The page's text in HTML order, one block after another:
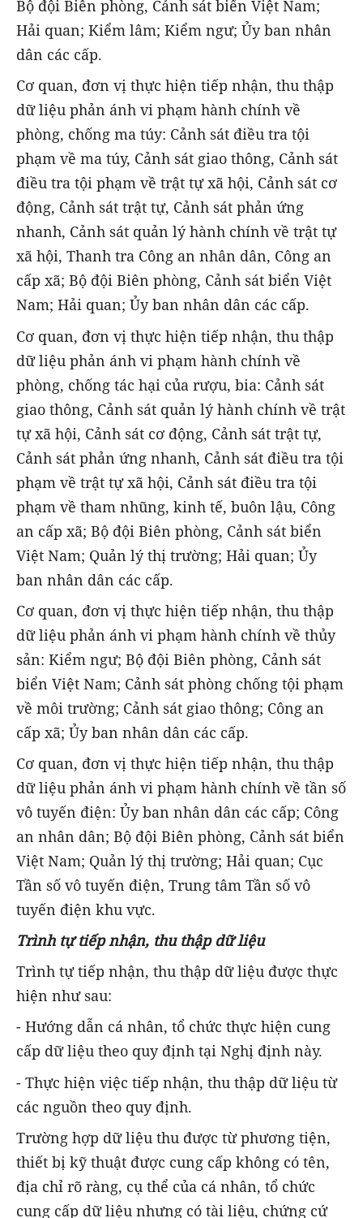
Bộ đội Biên phòng, Cảnh sát biển Việt Nam;
Hải quan; Kiểm lâm; Kiểm ngư; Ủy ban nhân
dân các cấp.
Cơ quan, đơn vị thực hiện tiếp nhận, thu thập
dữ liệu phản ánh vi phạm hành chính về
phòng, chống ma túy: Cảnh sát điều tra tội
phạm về ma túy, Cảnh sát giao thông, Cảnh sát
điều tra tội phạm về trật tự xã hội, Cảnh sát cơ
động, Cảnh sát trật tự, Cảnh sát phản ứng
nhanh, Cảnh sát quản lý hành chính về trật tự
xã hội, Thanh tra Công an nhân dân, Công an
cấp xã; Bộ đội Biên phòng, Cảnh sát biển Việt
Nam; Hải quan; Ủy ban nhân dân các cấp.
Cơ quan, đơn vị thực hiện tiếp nhận, thu thập
dữ liệu phản ánh vi phạm hành chính về
phòng, chống tác hại của rượu, bia: Cảnh sát
giao thông, Cảnh sát quản lý hành chính về trật
tự xã hội, Cảnh sát cơ động, Cảnh sát trật tự,
Cảnh sát phản ứng nhanh, Cảnh sát điều tra tội
phạm về trật tự xã hội, Cảnh sát điều tra tội
phạm về tham nhũng, kinh tế, buôn lậu, Công
an cấp xã; Bộ đội Biên phòng, Cảnh sát biển
Việt Nam; Quản lý thị trường; Hải quan; Ủy
ban nhân dân các cấp.
Cơ quan, đơn vị thực hiện tiếp nhận, thu thập
dữ liệu phản ánh vi phạm hành chính về thủy
sản: Kiểm ngư; Bộ đội Biên phòng, Cảnh sát
biển Việt Nam; Cảnh sát phòng chống tội phạm
về môi trường; Cảnh sát giao thông; Công an
cấp xã; Ủy ban nhân dân các cấp.
Cơ quan, đơn vị thực hiện tiếp nhận, thu thập
dữ liệu phản ánh vi phạm hành chính về tần số
vô tuyến điện: Ủy ban nhân dân các cấp; Công
an nhân dân; Bộ đội Biên phòng, Cảnh sát biển
Việt Nam; Quản lý thị trường; Hải quan; Cục
Tần số vô tuyến điện, Trung tâm Tần số vô
tuyến điện khu vực.
Trình tự tiếp nhận, thu thập dữ liệu
Trình tự tiếp nhận, thu thập dữ liệu được thực
hiện như sau:
- Hướng dẫn cá nhân, tổ chức thực hiện cung
cấp dữ liệu theo quy định tại Nghị định này.
- Thực hiện việc tiếp nhận, thu thập dữ liệu từ
các nguồn theo quy định.
Trường hợp dữ liệu thu được từ phương tiện,
thiết bị kỹ thuật được cung cấp không có tên,
địa chỉ rõ ràng, cụ thể của cá nhân, tổ chức
cung cấp dữ liệu nhưng có tài liệu, chứng cứ